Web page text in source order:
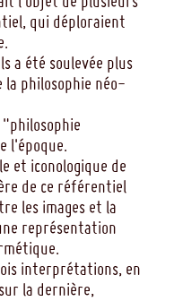
qui déploraient
a été soulevée plus
la philosophie néo-
l'époque.
et iconologique de
de ce référentiel
les images et la
représentation
interprétations, en
la dernière,